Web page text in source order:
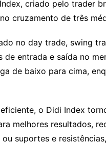
criado pelo trader
cruzamento de três
no day trade, swing
de entrada e saída no
de baixo para cima,
o Didi Index
melhores resultados,
ou suportes e